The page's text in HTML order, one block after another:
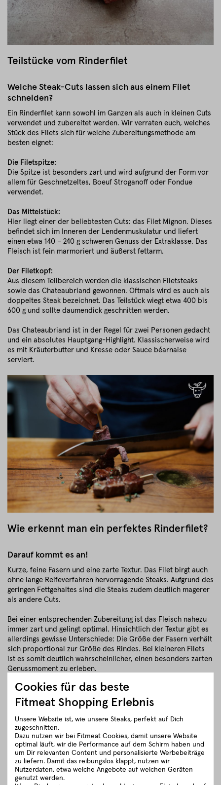
Teilstücke vom Rinderfilet
Welche Steak-Cuts lassen sich aus einem Filet
schneiden?
Ein Rinderfilet kann sowohl im Ganzen als auch in kleinen Cuts
verwendet und zubereitet werden. Wir verraten euch, welches
Stück des Filets sich für welche Zubereitungsmethode am
besten eignet:
Die Filetspitze:
Die Spitze ist besonders zart und wird aufgrund der Form vor
allem für Geschnetzeltes, Boeuf Stroganoff oder Fondue
verwendet.
Das Mittelstück:
Hier liegt einer der beliebtesten Cuts: das Filet Mignon. Dieses
befindet sich im Inneren der Lendenmuskulatur und liefert
einen etwa 140 – 240 g schweren Genuss der Extraklasse. Das
Fleisch ist fein marmoriert und äußerst fettarm.
Der Filetkopf:
Aus diesem Teilbereich werden die klassischen Filetsteaks
sowie das Chateaubriand gewonnen. Oftmals wird es auch als
doppeltes Steak bezeichnet. Das Teilstück wiegt etwa 400 bis
600 g und sollte daumendick geschnitten werden.
Das Chateaubriand ist in der Regel für zwei Personen gedacht
und ein absolutes Hauptgang-Highlight. Klassischerweise wird
es mit Kräuterbutter und Kresse oder Sauce béarnaise
serviert.
Wie erkennt man ein perfektes Rinderfilet?
Darauf kommt es an!
Kurze, feine Fasern und eine zarte Textur. Das Filet birgt auch
ohne lange Reifeverfahren hervorragende Steaks. Aufgrund des
geringen Fettgehaltes sind die Steaks zudem deutlich magerer
als andere Cuts.
Bei einer entsprechenden Zubereitung ist das Fleisch nahezu
immer zart und gelingt optimal. Hinsichtlich der Textur gibt es
allerdings gewisse Unterschiede: Die Größe der Fasern verhält
sich proportional zur Größe des Rindes. Bei kleineren Filets
ist es somit deutlich wahrscheinlicher, einen besonders zarten
Genussmoment zu erleben.
Bei Fitmeat gibt es daher hochwertigste Filets von der
österreichischen Kalbin (Färse), deren Fleisch per se bereits
deutlich zarter ausfällt und sich durch eine wunderbare
Marmorierung auszeichnet.
Rinderfilets von Fitmeat:
Rinderfilet
Rinderfilet ganz
Rinderfiletspitzen
Cookies für das beste
Fitmeat Shopping Erlebnis
Unsere Website ist, wie unsere Steaks, perfekt auf Dich
zugeschnitten.
Dazu nutzen wir bei Fitmeat Cookies, damit unsere Website
optimal läuft, wir die Performance auf dem Schirm haben und
um Dir relevanten Content und personalisierte Werbebeiträge
zu liefern. Damit das reibungslos klappt, nutzen wir
Nutzerdaten, etwa welche Angebote auf welchen Geräten
genutzt werden.